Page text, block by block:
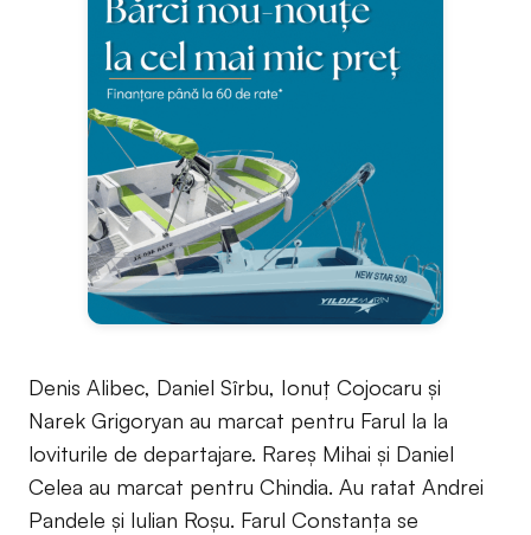
Denis Alibec, Daniel Sîrbu, Ionuț Cojocaru și
Narek Grigoryan au marcat pentru Farul la la
loviturile de departajare. Rareș Mihai și Daniel
Celea au marcat pentru Chindia. Au ratat Andrei
Pandele și Iulian Roșu. Farul Constanța se